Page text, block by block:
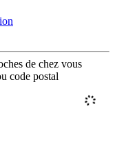
de chez vous
code postal